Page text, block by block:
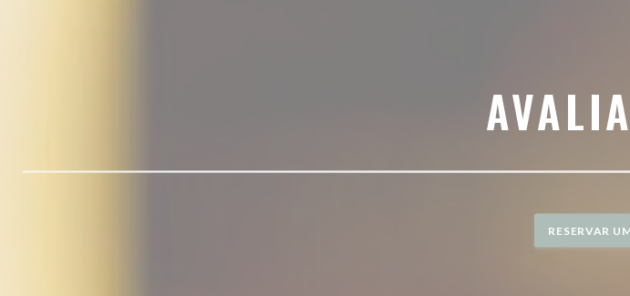
RESERVAR